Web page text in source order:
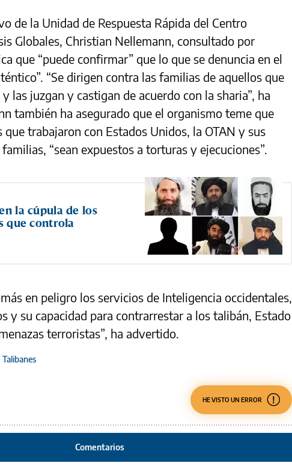
de la Unidad de Respuesta Rápida del Centro
Globales, Christian Nellemann, consultado por
que “puede confirmar” que lo que se denuncia en el
“Se dirigen contra las familias de aquellos que
las juzgan y castigan de acuerdo con la sharia”, ha
también ha asegurado que el organismo teme que
que trabajaron con Estados Unidos, la OTAN y sus
“sean expuestos a torturas y ejecuciones”.
la cúpula de los
que controla
en peligro los servicios de Inteligencia occidentales,
y su capacidad para contrarrestar a los talibán, Estado
terroristas”, ha advertido.
Talibanes
HE VISTO UN ERROR
Comentarios